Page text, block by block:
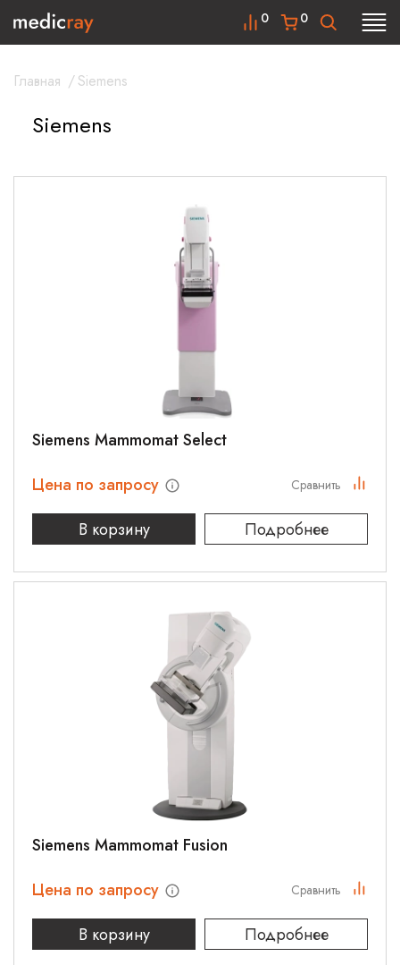
0
0
Главная /Siemens
Siemens
Siemens Mammomat Select
Цена по запросу
В корзину
Подробнее
Сравнить
Siemens Mammomat Fusion
Цена по запросу
В корзину
Подробнее
Сравнить